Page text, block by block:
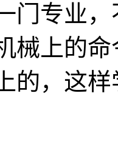
门专业
械上的
的，这